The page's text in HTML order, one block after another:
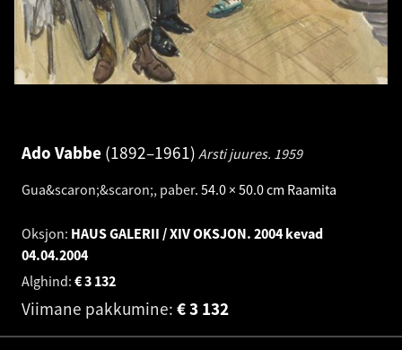
Ado Vabbe 1892–1961 Arsti juures. 1959
Gua&scaron;&scaron;, paber. 54.0 × 50.0 cm Raamita
Oksjon: HAUS GALERII / XIV OKSJON. 2004 kevad
04.04.2004
Alghind:
3 132
€
Viimane pakkumine: 3 132
€